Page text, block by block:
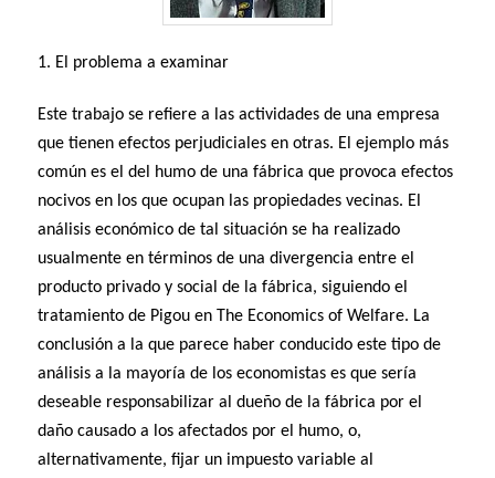
1. El problema a examinar
Este trabajo se refiere a las actividades de una empresa
que tienen efectos perjudiciales en otras. El ejemplo más
común es el del humo de una fábrica que provoca efectos
nocivos en los que ocupan las propiedades vecinas. El
análisis económico de tal situación se ha realizado
usualmente en términos de una divergencia entre el
producto privado y social de la fábrica, siguiendo el
tratamiento de Pigou en The Economics of Welfare. La
conclusión a la que parece haber conducido este tipo de
análisis a la mayoría de los economistas es que sería
deseable responsabilizar al dueño de la fábrica por el
daño causado a los afectados por el humo, o,
alternativamente, fijar un impuesto variable al